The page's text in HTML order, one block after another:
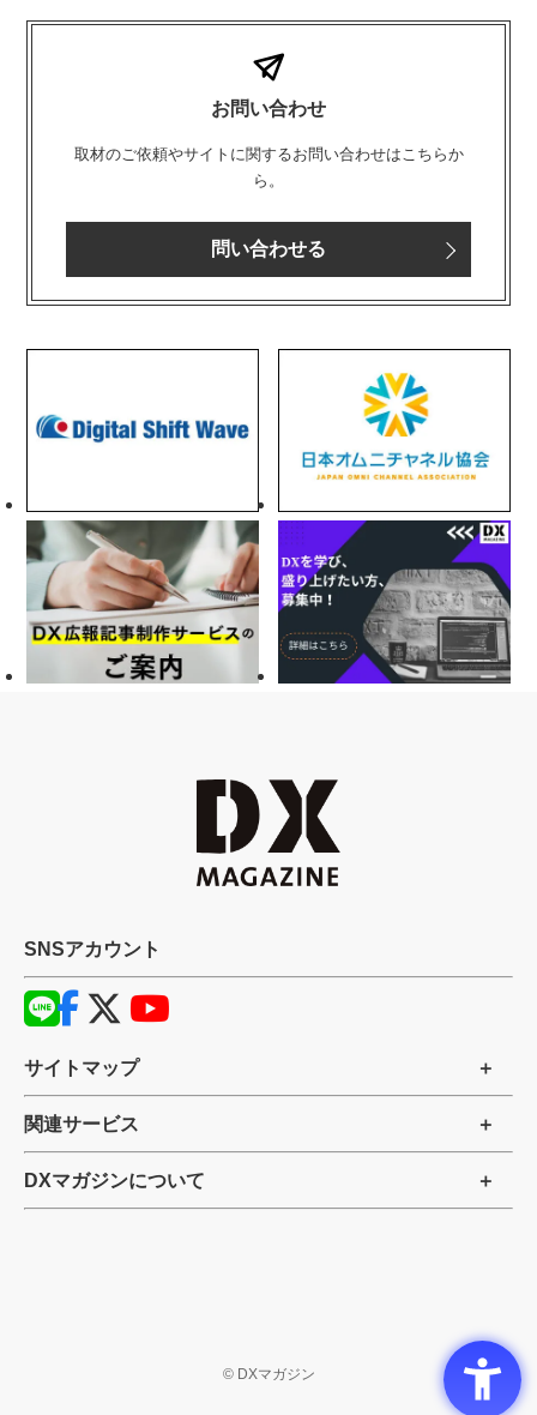
お問い合わせ
取材のご依頼やサイトに関するお問い合わせはこちらか
ら。
問い合わせる
SNSアカウント
サイトマップ
関連サービス
DXマガジンについて
©DXマガジン